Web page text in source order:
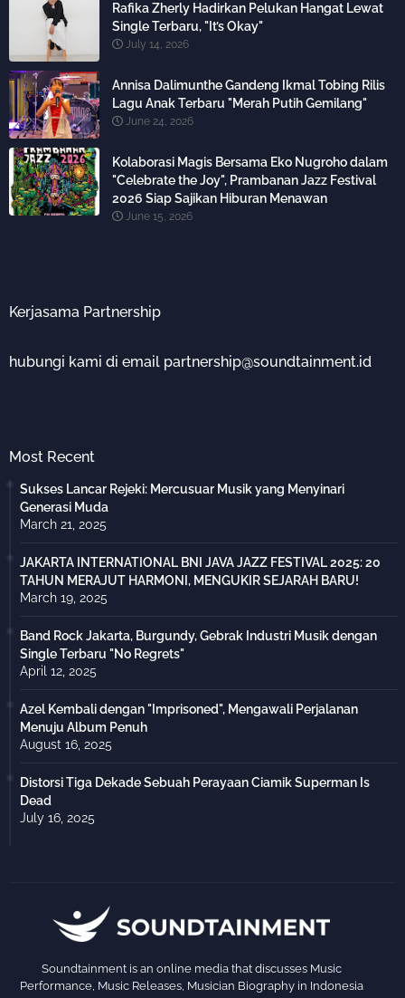
Rafika Zherly Hadirkan Pelukan Hangat Lewat
Single Terbaru, "It’s Okay"
July 14, 2026
Annisa Dalimunthe Gandeng Ikmal Tobing Rilis
Lagu Anak Terbaru "Merah Putih Gemilang"
June 24, 2026
Kolaborasi Magis Bersama Eko Nugroho dalam
"Celebrate the Joy", Prambanan Jazz Festival
2026 Siap Sajikan Hiburan Menawan
June 15, 2026
Kerjasama Partnership
hubungi kami di email partnership@soundtainment.id
Most Recent
Sukses Lancar Rejeki: Mercusuar Musik yang Menyinari
Generasi Muda
March 21, 2025
JAKARTA INTERNATIONAL BNI JAVA JAZZ FESTIVAL 2025: 20
TAHUN MERAJUT HARMONI, MENGUKIR SEJARAH BARU!
March 19, 2025
Band Rock Jakarta, Burgundy, Gebrak Industri Musik dengan
Single Terbaru "No Regrets"
April 12, 2025
Azel Kembali dengan "Imprisoned", Mengawali Perjalanan
Menuju Album Penuh
August 16, 2025
Distorsi Tiga Dekade Sebuah Perayaan Ciamik Superman Is
Dead
July 16, 2025
Soundtainment is an online media that discusses Music
Performance, Music Releases, Musician Biography in Indonesia